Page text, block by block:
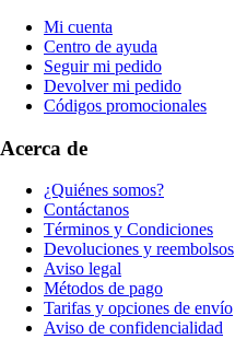
Mi cuenta
Centro de ayuda
Seguir mi pedido
Devolver mi pedido
Códigos promocionales
Acerca de
¿Quiénes somos?
Contáctanos
Términos y Condiciones
Devoluciones y reembolsos
Aviso legal
Métodos de pago
Tarifas y opciones de envío
Aviso de confidencialidad